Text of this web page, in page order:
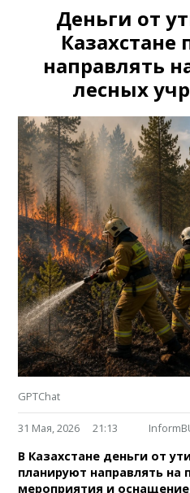
Деньги от
направлять
лесных
GPTChat
31 Мая, 2026 21:13
В Казахстане деньги от
планируют направлять
мероприятия и